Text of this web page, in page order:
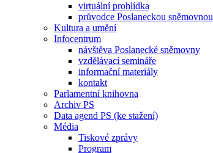
virtuální prohlídka
průvodce Poslaneckou sněmovnou
Kultura a umění
Infocentrum
návštěva Poslanecké sněmovny
vzdělávací semináře
informační materiály
kontakt
Parlamentní knihovna
Archiv PS
Data agend PS (ke stažení)
Média
Tiskové zprávy
Program